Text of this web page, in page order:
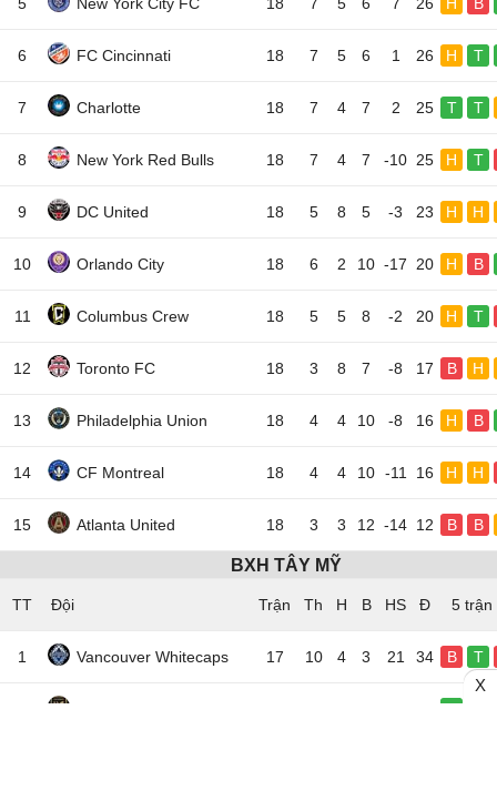
6 FC Cincinnati 18 7 5 6 1 26 H T
7 Charlotte 18 7 4 7 2 25 T T
8 New York Red Bulls 18 7 4 7 -10 25 H T
9 DC United 18 5 8 5 -3 23 H H
10 Orlando City 18 6 2 10 -17 20 H B
11 Columbus Crew 18 5 5 8 -2 20 H T
12 Toronto FC 18 3 8 7 -8 17 B H
13 Philadelphia Union 18 4 4 10 -8 16 H B
14 CF Montreal 18 4 4 10 -11 16 H H
15 Atlanta United 18 3 3 12 -14 12 B B
BXH TÂY MỸ
TT Đội 5 trận
1 Vancouver Whitecaps 17 10 4 3 21 34 B T
T
X